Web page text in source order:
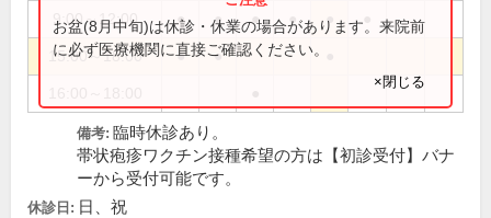
9:00～12:00 ● ● ● ● ●
15:00～18:00 ● ●
お盆(8月中旬)は休診・休業の場合があります。来院前
に必ず医療機関に直接ご確認ください。
×閉じる
備考: 臨時休診あり。
帯状疱疹ワクチン接種希望の方は【初診受付】バナ
ーから受付可能です。
休診日: 日、祝